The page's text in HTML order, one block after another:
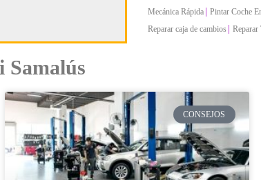
Mecánica Rápida Pintar Coche
Reparar caja de cambios Reparar
Samalús
CONSEJOS